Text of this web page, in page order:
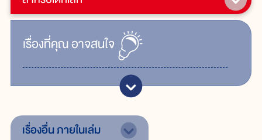
เรื่ิองที่คุณอาจสนใจ
เรื่องอื่นภายในเล่ม